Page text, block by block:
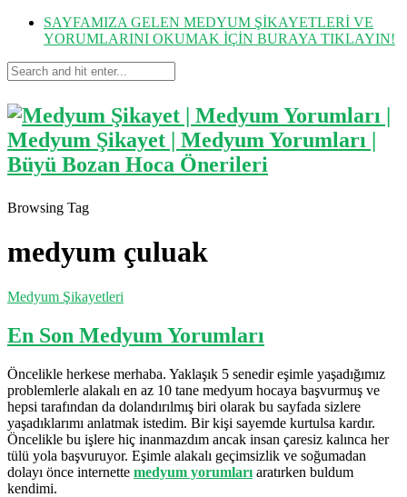
SAYFAMIZA GELEN MEDYUM ŞİKAYETLERİ VE
YORUMLARINI OKUMAK İÇİN BURAYA TIKLAYIN!
Browsing Tag
medyum çuluak
Medyum Şikayetleri
En Son Medyum Yorumları
Öncelikle herkese merhaba. Yaklaşık 5 senedir eşimle yaşadığımız
problemlerle alakalı en az 10 tane medyum hocaya başvurmuş ve
hepsi tarafından da dolandırılmış biri olarak bu sayfada sizlere
yaşadıklarımı anlatmak istedim. Bir kişi sayemde kurtulsa kardır.
Öncelikle bu işlere hiç inanmazdım ancak insan çaresiz kalınca her
tülü yola başvuruyor. Eşimle alakalı geçimsizlik ve soğumadan
dolayı önce internette medyum yorumları aratırken buldum
kendimi.